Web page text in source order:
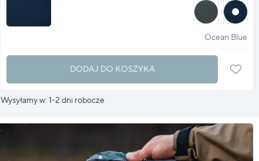
halo
halo
?
Ocean Blue
DODAJ DO KOSZYKA
Wysyłamy w: 1-2 dni robocze